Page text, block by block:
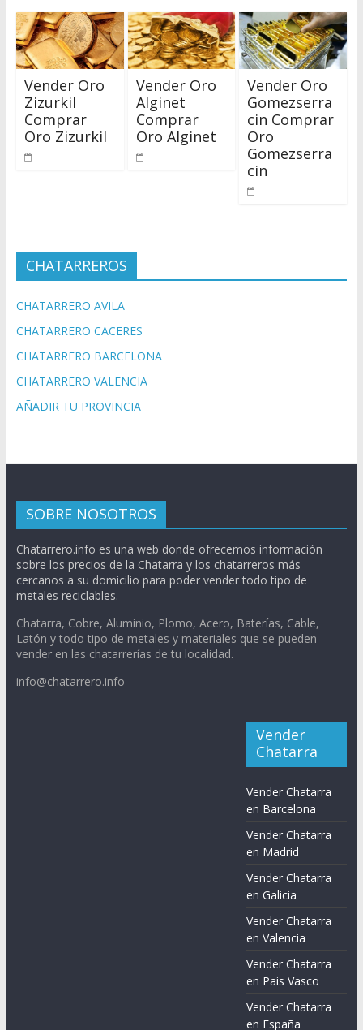
Vender Oro
Zizurkil
Comprar
Oro Zizurkil
Vender Oro
Alginet
Comprar
Oro Alginet
Vender Oro
Gomezserra
cin Comprar
Oro
Gomezserra
cin
CHATARREROS
CHATARRERO AVILA
CHATARRERO CACERES
CHATARRERO BARCELONA
CHATARRERO VALENCIA
AÑADIR TU PROVINCIA
SOBRE NOSOTROS
Chatarrero.info es una web donde ofrecemos información
sobre los precios de la Chatarra y los chatarreros más
cercanos a su domicilio para poder vender todo tipo de
metales reciclables.
Chatarra, Cobre, Aluminio, Plomo, Acero, Baterías, Cable,
Latón y todo tipo de metales y materiales que se pueden
vender en las chatarrerías de tu localidad.
info@chatarrero.info
Vender
Chatarra
Vender Chatarra
en Barcelona
Vender Chatarra
en Madrid
Vender Chatarra
en Galicia
Vender Chatarra
en Valencia
Vender Chatarra
en Pais Vasco
Vender Chatarra
en España